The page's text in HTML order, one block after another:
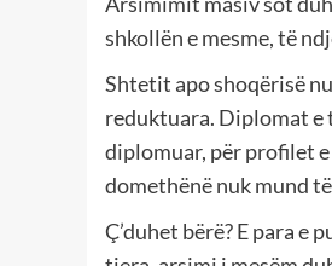
shkollën e mesme, të
Shtetit apo shoqërisë
reduktuara. Diplomat e
diplomuar, për profilet e
domethënë nuk mund
Ç’duhet bërë? E para e